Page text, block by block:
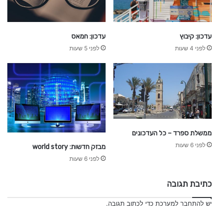
6
ר
ב
ר
ש
ת
עדכון: קיבוץ
לפני 4 שעות
עדכון: חמאס
לפני 5 שעות
ממשלת ספרד – כל העדכונים
לפני 6 שעות מבזק חדשות: world story
לפני 6 שעות
כתיבת תגובה
יש להתחבר למערכת כדי לכתוב תגובה.